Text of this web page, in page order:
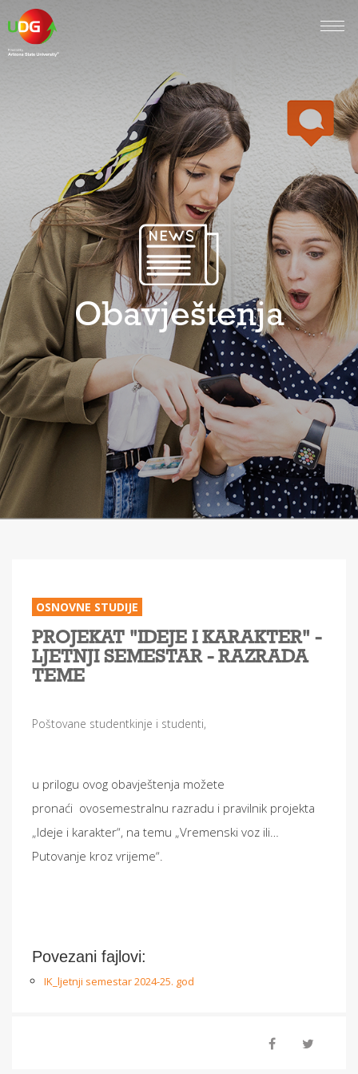
Obavještenja
OSNOVNE STUDIJE
PROJEKAT "IDEJE I KARAKTER" -
LJETNJI SEMESTAR - RAZRADA
TEME
Poštovane studentkinje i studenti,
u prilogu ovog obavještenja možete
pronaći ovosemestralnu razradu i pravilnik projekta
„Ideje i karakter“, na temu „Vremenski voz ili…
Putovanje kroz vrijeme“.
Povezani fajlovi:
IK_ljetnji semestar 2024-25. god